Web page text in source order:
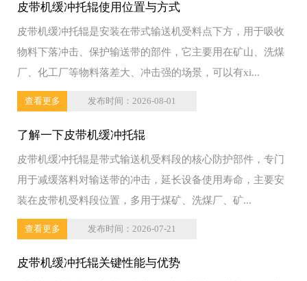
皮带机缓冲托辊使用位置与方式
皮带机缓冲托辊是安装在带式输送机受料点下方，用于吸收
物料下落冲击、保护输送带的部件，它主要用在矿山、洗煤
厂、化工厂等物料落差大、冲击强的场景，可以有xi...
查看更多 发布时间：2026-08-01
了解一下皮带机缓冲托辊‌
‌皮带机缓冲托辊‌是带式输送机受料段的核心防护部件，专门
用于减缓落料对输送带的冲击，延长设备使用寿命，主要安
装在皮带机受料段位置，多用于煤矿、洗煤厂、矿...
查看更多 发布时间：2026-07-21
皮带机缓冲托辊关键性能与优势